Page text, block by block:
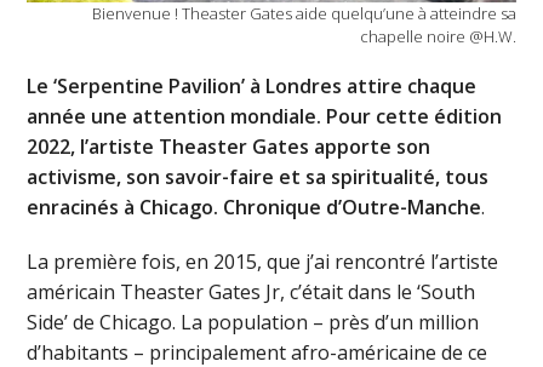
Bienvenue ! Theaster Gates aide quelqu’une à atteindre sa
chapelle noire @H.W.
Le ‘Serpentine Pavilion’ à Londres attire chaque
année une attention mondiale. Pour cette édition
2022, l’artiste Theaster Gates apporte son
activisme, son savoir-faire et sa spiritualité, tous
enracinés à Chicago. Chronique d’Outre-Manche.
La première fois, en 2015, que j’ai rencontré l’artiste
américain Theaster Gates Jr, c’était dans le ‘South
Side’ de Chicago. La population – près d’un million
d’habitants – principalement afro-américaine de ce